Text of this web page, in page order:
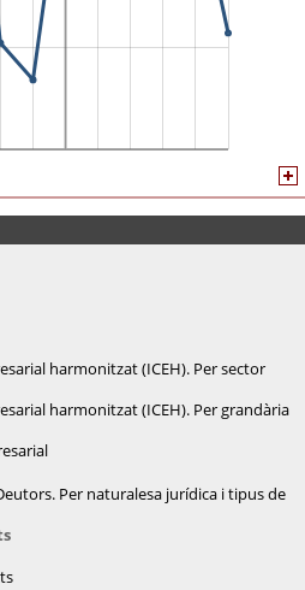
harmonitzat (ICEH). Per sector
harmonitzat (ICEH). Per grandària
Per naturalesa jurídica i tipus de